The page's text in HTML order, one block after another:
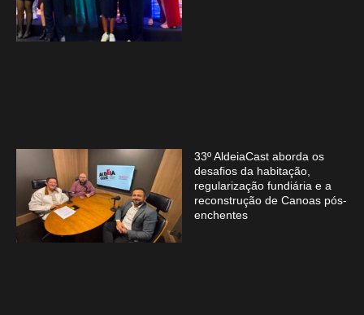
33º AldeiaCast aborda os
desafios da habitação,
regularização fundiária e a
reconstrução de Canoas pós-
enchentes